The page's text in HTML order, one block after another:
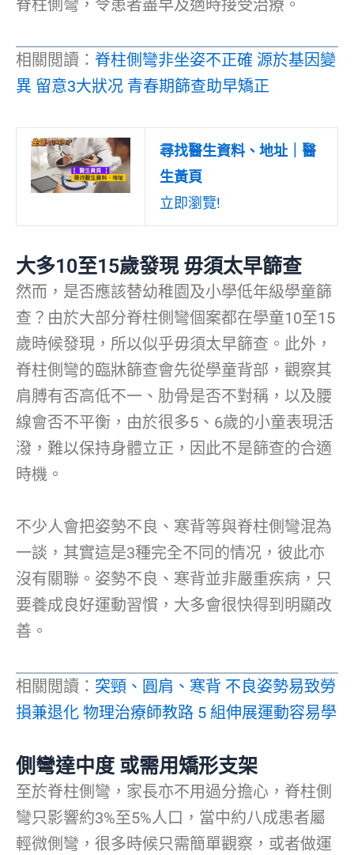
脊柱側彎，令患者盡早及適時接受治療。
相關閲讀： 脊柱側彎非坐姿不正確 源於基因變
異 留意3大狀况 青春期篩查助早矯正
尋找醫生資料、地址｜醫
生黃頁
立即瀏覽!
大多10至15歲發現 毋須太早篩查
然而，是否應該替幼稚園及小學低年級學童篩
查？由於大部分脊柱側彎個案都在學童10至15
歲時候發現，所以似乎毋須太早篩查。此外，
脊柱側彎的臨牀篩查會先從學童背部，觀察其
肩膊有否高低不一、肋骨是否不對稱，以及腰
線會否不平衡，由於很多5、6歲的小童表現活
潑，難以保持身體立正，因此不是篩查的合適
時機。
不少人會把姿勢不良、寒背等與脊柱側彎混為
一談，其實這是3種完全不同的情况，彼此亦
沒有關聯。姿勢不良、寒背並非嚴重疾病，只
要養成良好運動習慣，大多會很快得到明顯改
善。
相關閲讀： 突頸、圓肩、寒背 不良姿勢易致勞
損兼退化 物理治療師教路 5 組伸展運動容易學
側彎達中度 或需用矯形支架
至於脊柱側彎，家長亦不用過分擔心，脊柱側
彎只影響約3%至5%人口，當中約八成患者屬
輕微側彎，很多時候只需簡單觀察，或者做運